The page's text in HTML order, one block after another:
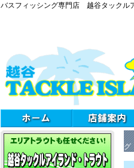
バスフィッシング専門店 越谷タックル
グ